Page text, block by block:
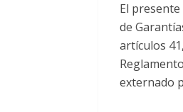
El
de
artículos
externado